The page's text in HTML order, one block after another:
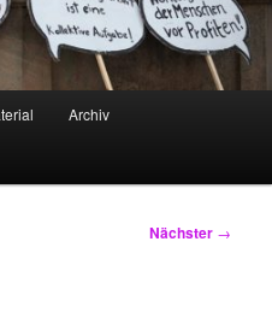
Archiv
Nächster →